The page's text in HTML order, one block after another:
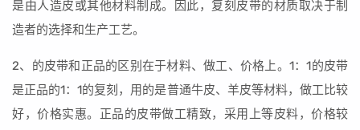
是由人造皮或其他材料制成。因此，复刻皮带的材质取决于制
造者的选择和生产工艺。
2、的皮带和正品的区别在于材料、做工、价格上。1：1的皮带
是正品的1：1的复刻，用的是普通牛皮、羊皮等材料，做工比较
好，价格实惠。正品的皮带做工精致，采用上等皮料，价格较